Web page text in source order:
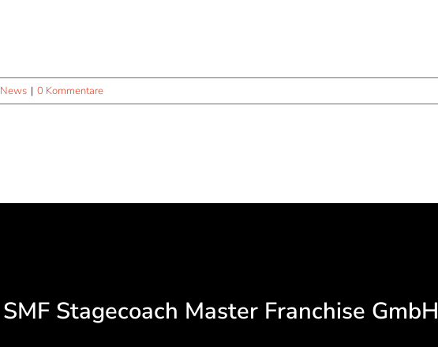
News | 0 Kommentare
SMF Stagecoach Master Franchise GmbH